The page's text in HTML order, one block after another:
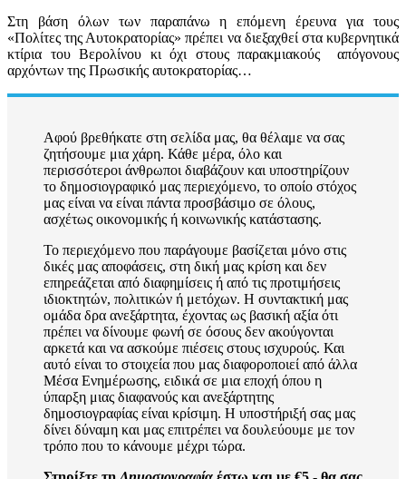
Στη βάση όλων των παραπάνω η επόμενη έρευνα για τους
«Πολίτες της Αυτοκρατορίας» πρέπει να διεξαχθεί στα κυβερνητικά
κτίρια του Βερολίνου κι όχι στους παρακμιακούς απόγονους
αρχόντων της Πρωσικής αυτοκρατορίας…
Αφού βρεθήκατε στη σελίδα μας, θα θέλαμε να σας
ζητήσουμε μια χάρη. Κάθε μέρα, όλο και
περισσότεροι άνθρωποι διαβάζουν και υποστηρίζουν
το δημοσιογραφικό μας περιεχόμενο, το οποίο στόχος
μας είναι να είναι πάντα προσβάσιμο σε όλους,
ασχέτως οικονομικής ή κοινωνικής κατάστασης.
Το περιεχόμενο που παράγουμε βασίζεται μόνο στις
δικές μας αποφάσεις, στη δική μας κρίση και δεν
επηρεάζεται από διαφημίσεις ή από τις προτιμήσεις
ιδιοκτητών, πολιτικών ή μετόχων. Η συντακτική μας
ομάδα δρα ανεξάρτητα, έχοντας ως βασική αξία ότι
πρέπει να δίνουμε φωνή σε όσους δεν ακούγονται
αρκετά και να ασκούμε πιέσεις στους ισχυρούς. Και
αυτό είναι το στοιχεία που μας διαφοροποιεί από άλλα
Μέσα Ενημέρωσης, ειδικά σε μια εποχή όπου η
ύπαρξη μιας διαφανούς και ανεξάρτητης
δημοσιογραφίας είναι κρίσιμη. Η υποστήριξή σας μας
δίνει δύναμη και μας επιτρέπει να δουλεύουμε με τον
τρόπο που το κάνουμε μέχρι τώρα.